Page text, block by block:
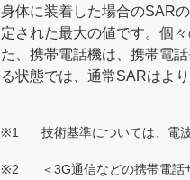
身体に装着した場合のSAR
定された最大の値です。個
た、携帯電話機は、携帯電
る状態では、通常SARはよ
※1 技術基準については、電
※2 ＜3G通信などの携帯電話